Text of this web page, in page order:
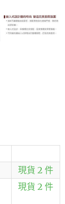
現貨 2 件
現貨 2 件